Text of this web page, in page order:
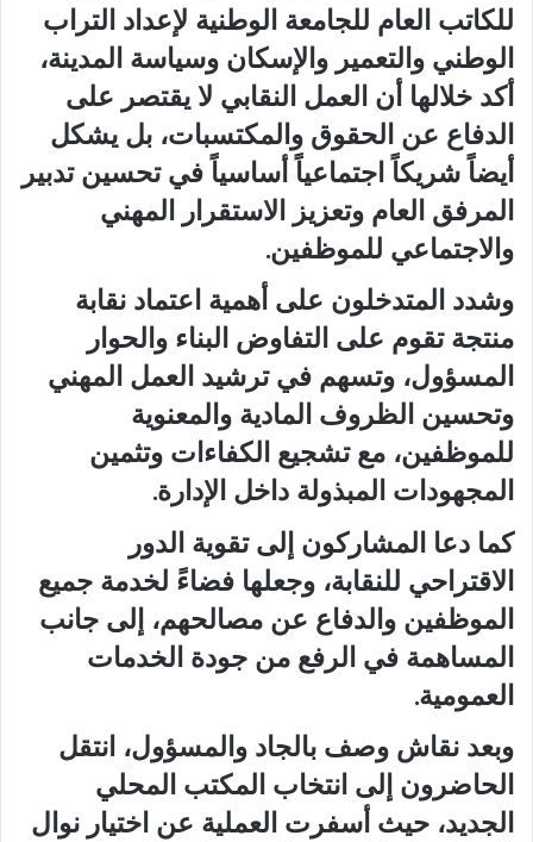
للكاتب العام للجامعة الوطنية لإعداد التراب
الوطني والتعمير والإسكان وسياسة المدينة،
أكد خلالها أن العمل النقابي لا يقتصر على
الدفاع عن الحقوق والمكتسبات، بل يشكل
أيضاً شريكاً اجتماعياً أساسياً في تحسين تدبير
المرفق العام وتعزيز الاستقرار المهني
والاجتماعي للموظفين.
وشدد المتدخلون على أهمية اعتماد نقابة
منتجة تقوم على التفاوض البناء والحوار
المسؤول، وتسهم في ترشيد العمل المهني
وتحسين الظروف المادية والمعنوية
للموظفين، مع تشجيع الكفاءات وتثمين
المجهودات المبذولة داخل الإدارة.
كما دعا المشاركون إلى تقوية الدور
الاقتراحي للنقابة، وجعلها فضاءً لخدمة جميع
الموظفين والدفاع عن مصالحهم، إلى جانب
المساهمة في الرفع من جودة الخدمات
العمومية.
وبعد نقاش وصف بالجاد والمسؤول، انتقل
الحاضرون إلى انتخاب المكتب المحلي
الجديد، حيث أسفرت العملية عن اختيار نوال